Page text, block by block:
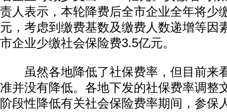
责人表示，本轮降费后全市企业全年将少
元，考虑到缴费基数及缴费人数递增等因
市企业少缴社会保险费3.5亿元。
虽然各地降低了社保费率，但目前来
准并没有降低。各地下发的社保费率调整
阶段性降低有关社会保险费率期间，参保